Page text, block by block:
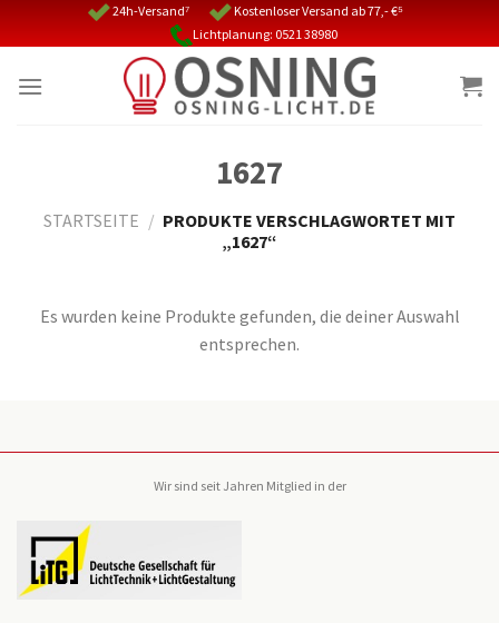
24h-Versand⁷
Kostenloser Versand ab 77,- €⁵
Lichtplanung: 0521 38980
1627
STARTSEITE / PRODUKTE VERSCHLAGWORTET MIT
„1627“
Es wurden keine Produkte gefunden, die deiner Auswahl
entsprechen.
Wir sind seit Jahren Mitglied in der